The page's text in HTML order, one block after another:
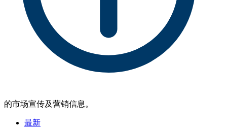
的市场宣传及营销信息。
最新